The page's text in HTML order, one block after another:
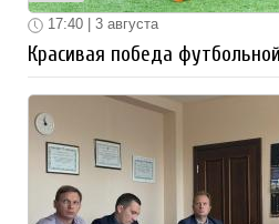
17:40 | 3 августа
Красивая победа